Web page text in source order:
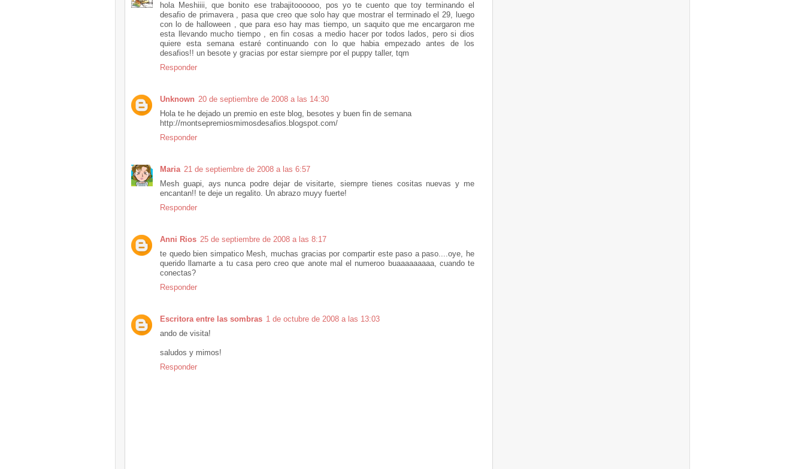
hola Meshiiii, que bonito ese trabajitoooooo, pos yo te cuento que toy terminando el
desafio de primavera , pasa que creo que solo hay que mostrar el terminado el 29, luego
con lo de halloween , que para eso hay mas tiempo, un saquito que me encargaron me
esta llevando mucho tiempo , en fin cosas a medio hacer por todos lados, pero si dios
quiere esta semana estaré continuando con lo que habia empezado antes de los
desafios!! un besote y gracias por estar siempre por el puppy taller, tqm
Responder
Unknown 20 de septiembre de 2008 a las 14:30
Hola te he dejado un premio en este blog, besotes y buen fin de semana
http://montsepremiosmimosdesafios.blogspot.com/
Responder
Maria 21 de septiembre de 2008 a las 6:57
Mesh guapi, ays nunca podre dejar de visitarte, siempre tienes cositas nuevas y me
encantan!! te deje un regalito. Un abrazo muyy fuerte!
Responder
Anni Rios 25 de septiembre de 2008 a las 8:17
te quedo bien simpatico Mesh, muchas gracias por compartir este paso a paso....oye, he
querido llamarte a tu casa pero creo que anote mal el numeroo buaaaaaaaaa, cuando te
conectas?
Responder
Escritora entre las sombras 1 de octubre de 2008 a las 13:03
ando de visita!
saludos y mimos!
Responder